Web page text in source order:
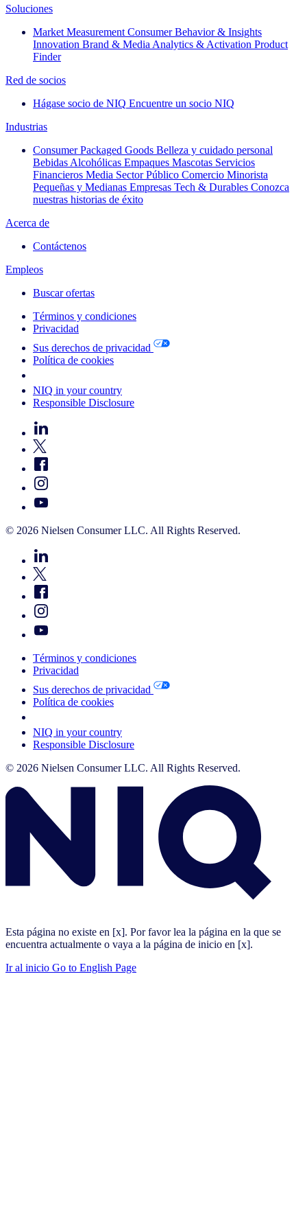
Soluciones
Market Measurement Consumer Behavior & Insights
Innovation Brand & Media Analytics & Activation Product
Finder
Red de socios
Hágase socio de NIQ Encuentre un socio NIQ
Industrias
Consumer Packaged Goods Belleza y cuidado personal
Bebidas Alcohólicas Empaques Mascotas Servicios
Financieros Media Sector Público Comercio Minorista
Pequeñas y Medianas Empresas Tech & Durables Conozca
nuestras historias de éxito
Acerca de
Contáctenos
Empleos
Buscar ofertas
Términos y condiciones
Privacidad
Sus derechos de privacidad
Política de cookies
NIQ in your country
Responsible Disclosure
© 2026 Nielsen Consumer LLC. All Rights Reserved.
Términos y condiciones
Privacidad
Sus derechos de privacidad
Política de cookies
NIQ in your country
Responsible Disclosure
© 2026 Nielsen Consumer LLC. All Rights Reserved.
Esta página no existe en [x]. Por favor lea la página en la que se
encuentra actualmente o vaya a la página de inicio en [x].
Ir al inicio Go to English Page